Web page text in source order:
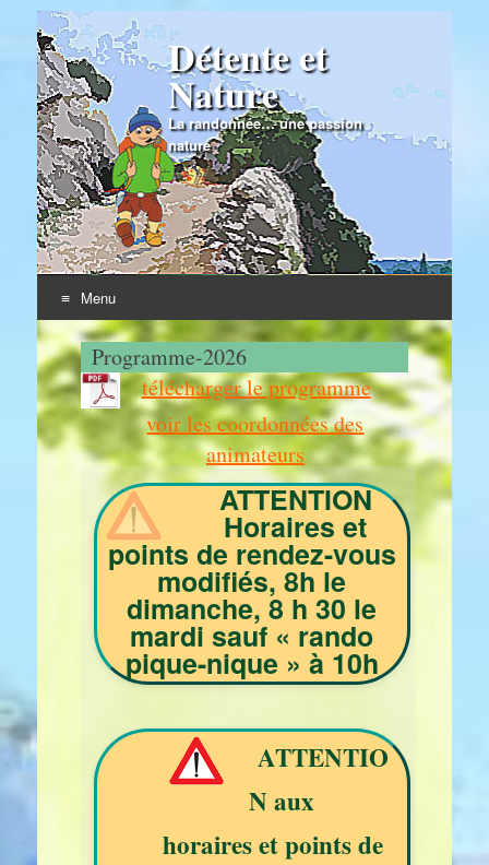
Détente et
Nature
La randonnée… une passion
nature
Menu
Skip to content
Programme-2026
télécharger le programme
voir les coordonnées des
animateurs
ATTENTION
Horaires et
points de rendez-vous
modifiés, 8h le
dimanche, 8 h 30 le
mardi sauf « rando
pique-nique » à 10h
ATTENTIO
N aux
horaires et points de